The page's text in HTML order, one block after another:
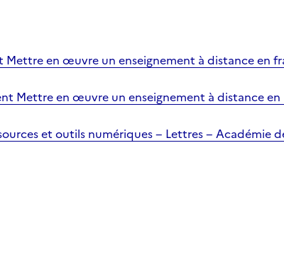
Mettre en œuvre un enseignement à distance en
Mettre en œuvre un enseignement à distance
et outils numériques − Lettres − Académie